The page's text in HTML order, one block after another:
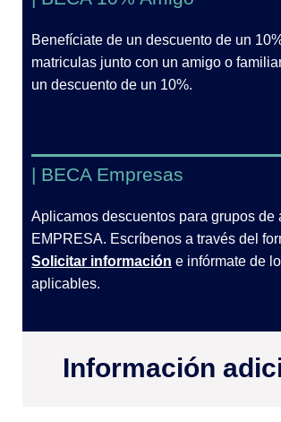
Benefíciate de un descuento de un
matriculas junto con un amigo o
un descuento de un 10%.
| BECA Empresas
Aplicamos descuentos para grupos de
EMPRESA. Escríbenos a través del
Solicitar información e infórmate de
aplicables.
Información